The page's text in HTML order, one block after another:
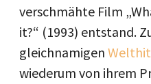
verschmähte Film
it?“ (1993) entstand.
gleichnamigen
wiederum von ihrem